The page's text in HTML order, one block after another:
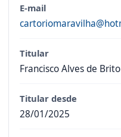
E-mail
Titular
Francisco Alves de
Titular desde
28/01/2025